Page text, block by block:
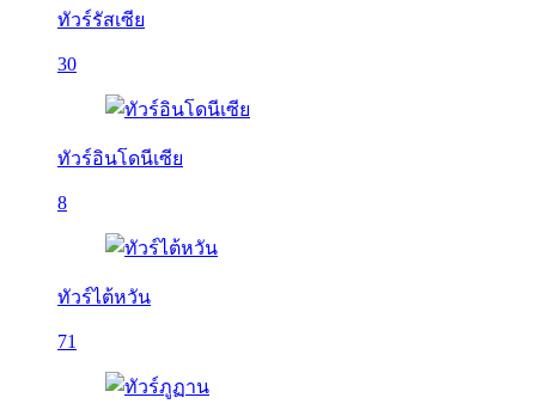
ทัวร์รัสเซีย
30
ทัวร์อินโดนีเซีย
8
ทัวร์ไต้หวัน
71